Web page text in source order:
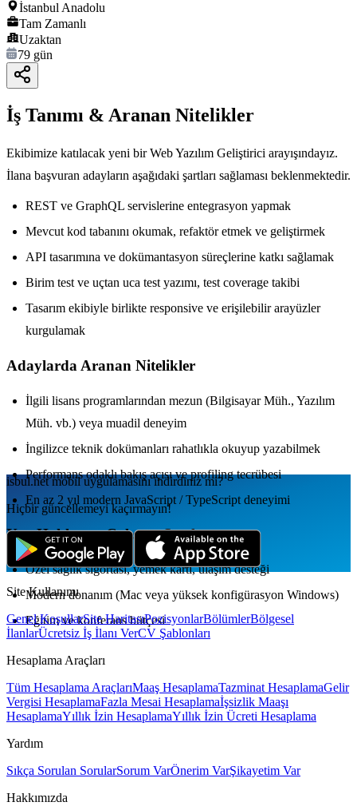
İstanbul Anadolu
Tam Zamanlı
Uzaktan
79 gün
İş Tanımı & Aranan Nitelikler
Ekibimize katılacak yeni bir Web Yazılım Geliştirici arayışındayız.
İlana başvuran adayların aşağıdaki şartları sağlaması beklenmektedir.
REST ve GraphQL servislerine entegrasyon yapmak
Mevcut kod tabanını okumak, refaktör etmek ve geliştirmek
API tasarımına ve dokümantasyon süreçlerine katkı sağlamak
Birim test ve uçtan uca test yazımı, test coverage takibi
Tasarım ekibiyle birlikte responsive ve erişilebilir arayüzler
kurgulamak
Adaylarda Aranan Nitelikler
İlgili lisans programlarından mezun (Bilgisayar Müh., Yazılım
Müh. vb.) veya muadil deneyim
İngilizce teknik dokümanları rahatlıkla okuyup yazabilmek
Performans odaklı bakış açısı ve profiling tecrübesi
En az 2 yıl modern JavaScript / TypeScript deneyimi
Yan Haklar ve Çalışma Şartları
Özel sağlık sigortası, yemek kartı, ulaşım desteği
Modern donanım (Mac veya yüksek konfigürasyon Windows)
Eğitim ve konferans bütçesi
isbul.netmobil uygulamаsını indirdiniz mi?
Hiçbir güncellemeyi kaçırmayın!
Site Kullanımı
Genel KoşullarSite HaritasıPozisyonlarBölümlerBölgesel
İlanlarÜcretsiz İş İlanı VerCV Şablonları
Hesaplama Araçları
Tüm Hesaplama AraçlarıMaaş HesaplamaTazminat HesaplamaGelir
Vergisi HesaplamaFazla Mesai Hesaplamaİşsizlik Maaşı
HesaplamaYıllık İzin HesaplamaYıllık İzin Ücreti Hesaplama
Yardım
Sıkça Sorulan SorularSorum VarÖnerim VarŞikayetim Var
Hakkımızda